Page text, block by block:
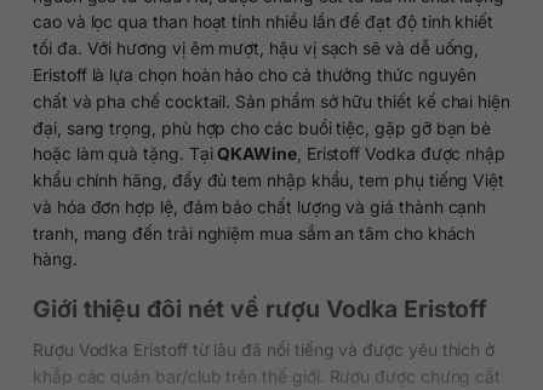
cao và lọc qua than hoạt tính nhiều lần để đạt độ tinh khiết
tối đa. Với hương vị êm mượt, hậu vị sạch sẽ và dễ uống,
Eristoff là lựa chọn hoàn hảo cho cả thưởng thức nguyên
chất và pha chế cocktail. Sản phẩm sở hữu thiết kế chai hiện
đại, sang trọng, phù hợp cho các buổi tiệc, gặp gỡ bạn bè
hoặc làm quà tặng. TạiQKAWine, Eristoff Vodka được nhập
khẩu chính hãng, đầy đủ tem nhập khẩu, tem phụ tiếng Việt
và hóa đơn hợp lệ, đảm bảo chất lượng và giá thành cạnh
tranh, mang đến trải nghiệm mua sắm an tâm cho khách
hàng.
Giới thiệu đôi nét về rượu Vodka Eristoff
Rượu Vodka Eristoff từ lâu đã nổi tiếng và được yêu thích ở
khắp các quán bar/club trên thế giới. Rượu được chưng cất